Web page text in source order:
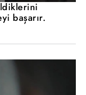
başarır.